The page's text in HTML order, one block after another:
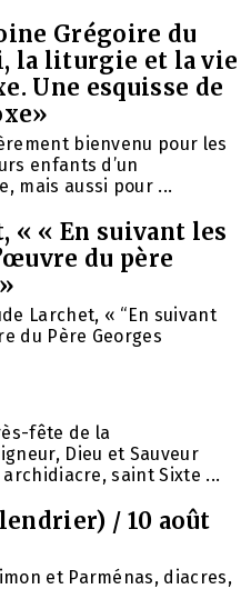
Grégoire du
la liturgie et la vie
Une esquisse de
bienvenu pour les
enfants d’un
mais aussi pour ...
« « En suivant les
du père
Larchet, « “En suivant
du Père Georges
fête de la
Dieu et Sauveur
saint Sixte ...
/ 10 août
et Parménas, diacres,